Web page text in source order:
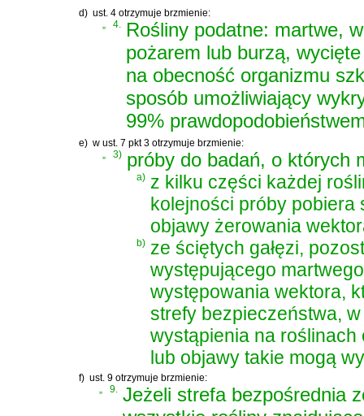
d) ust. 4 otrzymuje brzmienie:
„
4. Rośliny podatne: martwe,
pożarem lub burzą,
na obecność organizmu
sposób umożliwiający
99%
e) w ust. 7 pkt 3 otrzymuje brzmienie:
„
3) próby do badań, o których
a) z kilku części każdej
kolejności próby pobiera
objawy żerowania
b) ze ściętych gałęzi,
występującego
występowania wektora,
strefy bezpieczeństwa,
wystąpienia na
lub objawy takie mogą
f) ust. 9 otrzymuje brzmienie:
9.
Jeżeli strefa bezpośrednia